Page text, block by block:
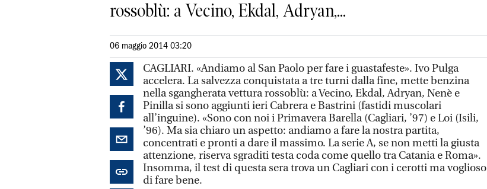
rossoblù: a Vecino, Ekdal, Adryan,...
06 maggio 2014 03:20
CAGLIARI. «Andiamo al San Paolo per fare i guastafeste». Ivo Pulga
accelera. La salvezza conquistata a tre turni dalla fine, mette benzina
nella sgangherata vettura rossoblù: a Vecino, Ekdal, Adryan, Nenè e
Pinilla si sono aggiunti ieri Cabrera e Bastrini (fastidi muscolari
all’inguine). «Sono con noi i Primavera Barella (Cagliari, ’97) e Loi (Isili,
’96). Ma sia chiaro un aspetto: andiamo a fare la nostra partita,
concentrati e pronti a dare il massimo. La serie A, se non metti la giusta
attenzione, riserva sgraditi testa coda come quello tra Catania e Roma».
Insomma, il test di questa sera trova un Cagliari con i cerotti ma voglioso
di fare bene.